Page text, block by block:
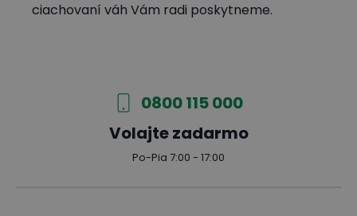
ciachovaní váh Vám radi poskytneme.
0800 115 000
Volajte zadarmo
Po-Pia 7:00 - 17:00